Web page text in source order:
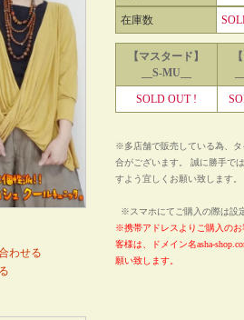
わせる
在庫数
【マスタード】
__S-MU__
SOLD OUT !
※多店舗で販売している為、
合がございます。 誠に勝手で
すよう宜しくお願い致します。
※スマホにてご購入の際は設
※携帯アドレスよりご購入の
客様は、ドメイン名asha-
願い致します。